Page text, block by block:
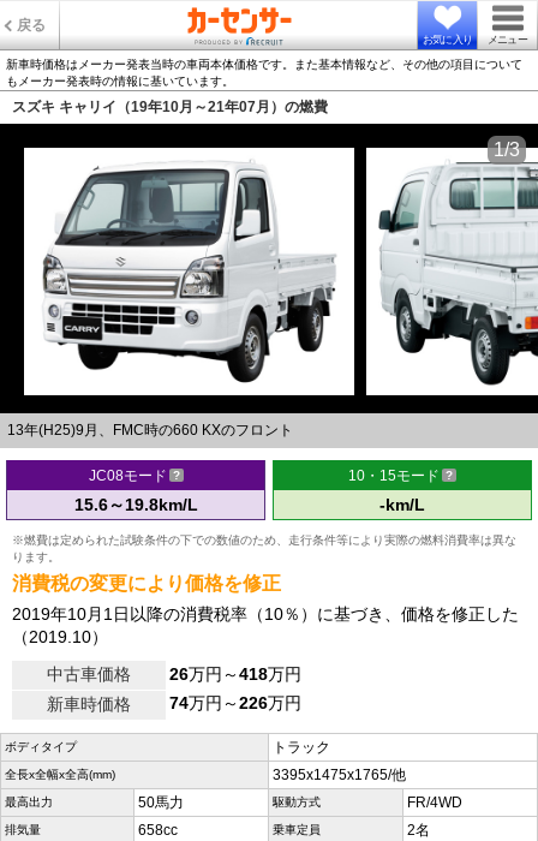
戻る
お気に入り メニュー
新車時価格はメーカー発表当時の車両本体価格です。また基本情報など、その他の項目について
もメーカー発表時の情報に基いています。
スズキ キャリイ（19年10月～21年07月）の燃費
13年(H25)9月、FMC時の660 KXのフロント
1/3
JC08モード
15.6～19.8km/L
10・15モード
-km/L
※燃費は定められた試験条件の下での数値のため、走行条件等により実際の燃料消費率は異な
ります。
消費税の変更により価格を修正
2019年10月1日以降の消費税率（10％）に基づき、価格を修正した
（2019.10）
中古車価格
26万円～418万円
新車時価格
74万円～226万円
ボディタイプ トラック
全長x全幅x全高(mm) 3395x1475x1765/他
最高出力 50馬力 駆動方式 FR/4WD
排気量 658cc 乗車定員 2名